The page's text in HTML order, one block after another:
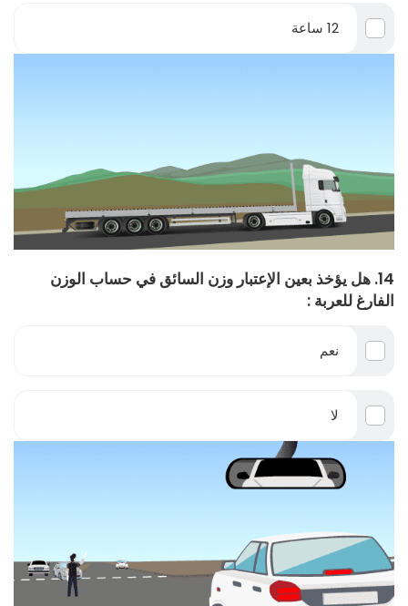
12 ساعة
14. هل يؤخذ بعين الإعتبار وزن السائق في حساب الوزن
الفارغ للعربة :
نعم
لا